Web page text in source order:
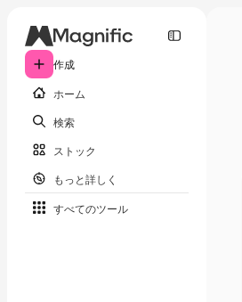
作成
ホーム
検索
ストック
もっと詳しく
すべてのツール